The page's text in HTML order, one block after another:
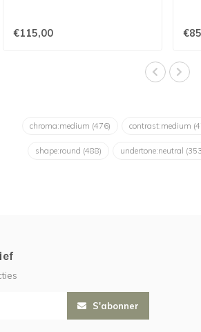
€115,00
chroma:medium (476) contrast:medium
shape:round (488) undertone:neutral
S'abonner